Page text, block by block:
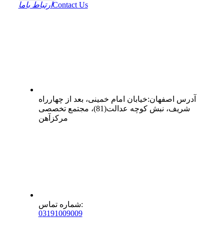
ارتباط باماContact Us
آدرس اصفهان:خیابان امام خمینی، بعد از چهارراه
شریف، نبش کوچه عدالت(81)، مجتمع تخصصی
مرکزآهن
شماره تماس:
03191009009